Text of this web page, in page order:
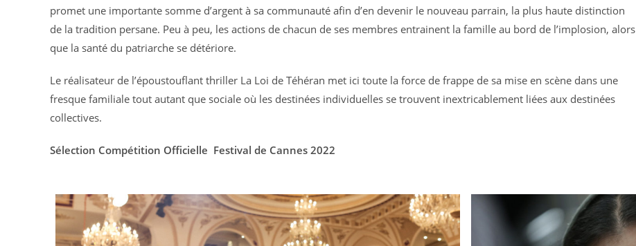
promet une importante somme d’argent à sa communauté afin d’en devenir le nouveau parrain, la plus haute distinction
de la tradition persane. Peu à peu, les actions de chacun de ses membres entrainent la famille au bord de l’implosion, alors
que la santé du patriarche se détériore.
Le réalisateur de l’époustouflant thriller La Loi de Téhéran met ici toute la force de frappe de sa mise en scène dans une
fresque familiale tout autant que sociale où les destinées individuelles se trouvent inextricablement liées aux destinées
collectives.
Sélection Compétition Officielle  Festival de Cannes 2022